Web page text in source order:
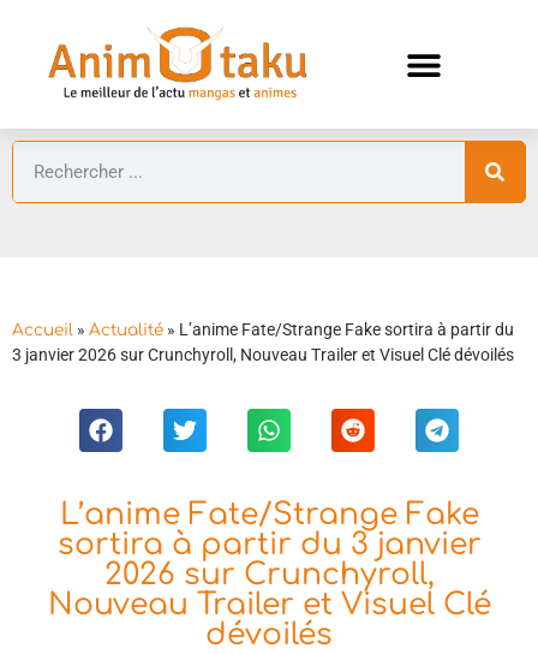
Accueil » Actualité » L’anime Fate/Strange Fake sortira à partir du
3 janvier 2026 sur Crunchyroll, Nouveau Trailer et Visuel Clé dévoilés
L’anime Fate/Strange Fake
sortira à partir du 3 janvier
2026 sur Crunchyroll,
Nouveau Trailer et Visuel Clé
dévoilés